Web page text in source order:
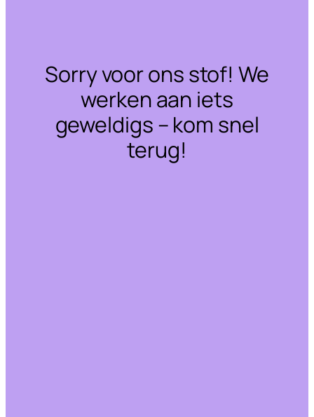
Sorry voor ons stof! We
werken aan iets
geweldigs – kom snel
terug!